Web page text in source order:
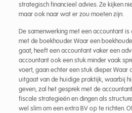
strategisch financieel advies. Ze kijken
maar ook naar wat er zou moeten zijn.
De samenwerking met een accountant is
met de boekhouder. Waar een
gaat, heeft een accountant vaker een
accountant ook een stuk minder vaak
voert, gaan echter een stuk dieper. Waar
uitgaat van de huidige praktijk, waarbij
geven, zal het gesprek met de
fiscale strategieën en dingen als
wel slim om een extra BV op te richten.